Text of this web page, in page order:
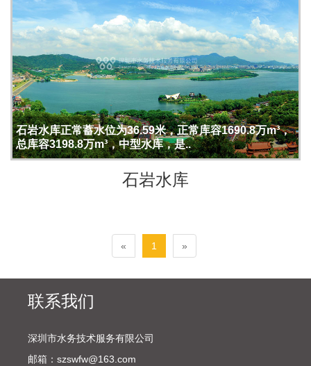
石岩水库正常蓄水位为36.59米，正常库容1690.8万m³，
总库容3198.8万m³，中型水库，是..
石岩水库
« 1 »
联系我们
深圳市水务技术服务有限公司
邮箱：szswfw@163.com